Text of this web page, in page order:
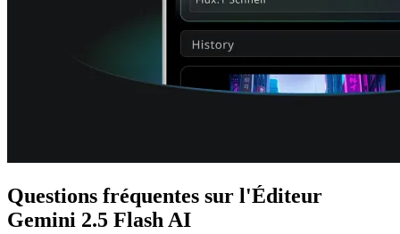
Questions fréquentes sur l'Éditeur
Gemini 2.5 Flash AI